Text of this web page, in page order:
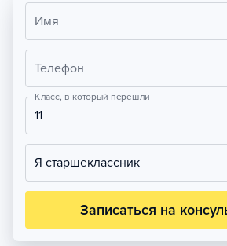
Имя
Телефон
Класс, в который перешли
11
Я старшеклассник
Записаться на